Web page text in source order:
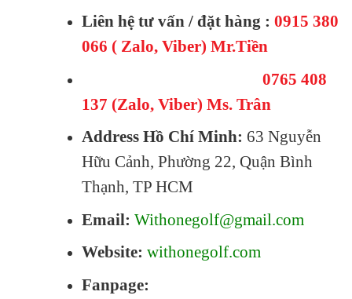
Liên hệ tư vấn / đặt hàng : 0915 380
066 ( Zalo, Viber) Mr.Tiền
0765 408
137 (Zalo, Viber) Ms. Trân
Address Hồ Chí Minh: 63 Nguyễn
Hữu Cảnh, Phường 22, Quận Bình
Thạnh, TP HCM
Email: Withonegolf@gmail.com
Website: withonegolf.com
Fanpage: